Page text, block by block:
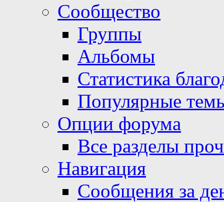
Сообщество
Группы
Альбомы
Статистика
Популярные
Опции форума
Все разделы
Навигация
Сообщения за